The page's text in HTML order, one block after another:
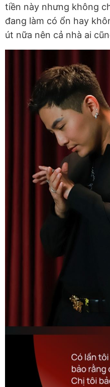
tiền này nhưng không
đang làm có ổn hay
út nữa nên cả nhà ai